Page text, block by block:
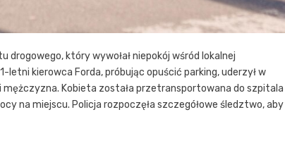
drogowego, który wywołał niepokój wśród lokalnej
letni kierowca Forda, próbując opuścić parking, uderzył w
Kobieta została przetransportowana do szpitala
na miejscu. Policja rozpoczęła szczegółowe śledztwo, aby